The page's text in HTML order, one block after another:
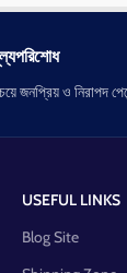
জনপ্রিয় ও নিরাপদ
USEFUL LINKS
Blog Site